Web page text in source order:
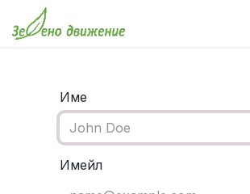
Преминете към съдържание
Име
Имейл